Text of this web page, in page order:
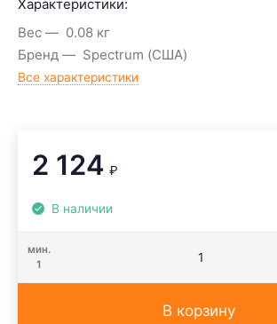
Характеристики:
Вес
0.08 кг
Бренд
Spectrum (США)
Все характеристики
2 124 ₽
В наличии
мин.
1
В корзину